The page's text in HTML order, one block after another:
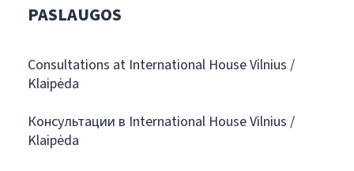
PASLAUGOS
Consultations at International House Vilnius /
Klaipėda
Консультации в International House Vilnius /
Klaipėda